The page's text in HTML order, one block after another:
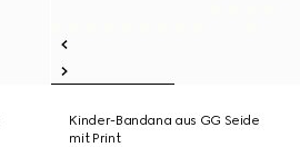
Kinder-Bandana aus GG Seide
mit Print